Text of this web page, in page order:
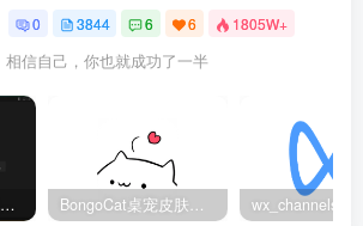
0 3844 6 6 1805W+
相信自己，你也就成功了一半
最新版 Cursor 汉化设置中文教程（两种简单方法，附中文语言包下载）